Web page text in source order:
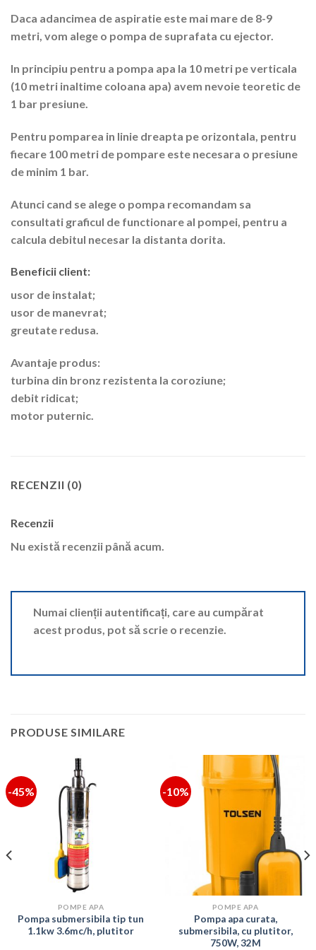
Daca adancimea de aspiratie este mai mare de 8-9
metri, vom alege o pompa de suprafata cu ejector.
In principiu pentru a pompa apa la 10 metri pe verticala
(10 metri inaltime coloana apa) avem nevoie teoretic de
1 bar presiune.
Pentru pomparea in linie dreapta pe orizontala, pentru
fiecare 100 metri de pompare este necesara o presiune
de minim 1 bar.
Atunci cand se alege o pompa recomandam sa
consultati graficul de functionare al pompei, pentru a
calcula debitul necesar la distanta dorita.
Beneficii client:
usor de instalat;
usor de manevrat;
greutate redusa.
Avantaje produs:
turbina din bronz rezistenta la coroziune;
debit ridicat;
motor puternic.
RECENZII (0)
Recenzii
Nu există recenzii până acum.
Numai clienții autentificați, care au cumpărat
acest produs, pot să scrie o recenzie.
PRODUSE SIMILARE
-45%
POMPE APA
Pompa submersibila tip tun
1.1kw 3.6mc/h, plutitor
-10%
POMPE APA
Pompa apa curata,
submersibila, cu plutitor,
750W, 32M